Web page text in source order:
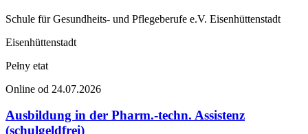
Schule für Gesundheits- und Pflegeberufe e.V. Eisenhüttenstadt
Eisenhüttenstadt
Pełny etat
Online od 24.07.2026
Ausbildung in der Pharm.-techn. Assistenz
(schulgeldfrei)